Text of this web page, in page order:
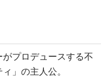
プロデュースする不
」の主人公。